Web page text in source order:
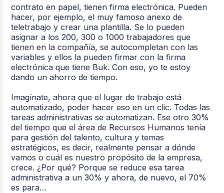
contrato en papel, tienen firma electrónica. Pueden
hacer, por ejemplo, el muy famoso anexo de
teletrabajo y crear una plantilla. Se lo pueden
asignar a los 200, 300 o 1000 trabajadores que
tienen en la compañía, se autocompletan con las
variables y ellos la pueden firmar con la firma
electrónica que tiene Buk. Con eso, yo te estoy
dando un ahorro de tiempo.
Imagínate, ahora que el lugar de trabajo está
automatizado, poder hacer eso en un clic. Todas las
tareas administrativas se automatizan. Ese otro 30%
del tiempo que el área de Recursos Humanos tenía
para gestión del talento, cultura y temas
estratégicos, es decir, realmente pensar a dónde
vamos o cuál es nuestro propósito de la empresa,
crece. ¿Por qué? Porque se reduce esa tarea
administrativa a un 30% y ahora, de nuevo, el 70%
es para…